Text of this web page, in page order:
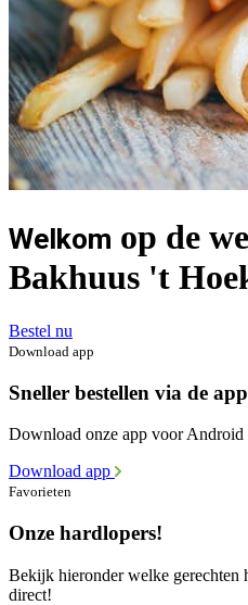
Welkom op de
Bakhuus 't
Bestel nu
Download app
Sneller bestellen via de
Download onze app voor Android
Download app
Favorieten
Onze hardlopers!
Bekijk hieronder welke gerechten
direct!